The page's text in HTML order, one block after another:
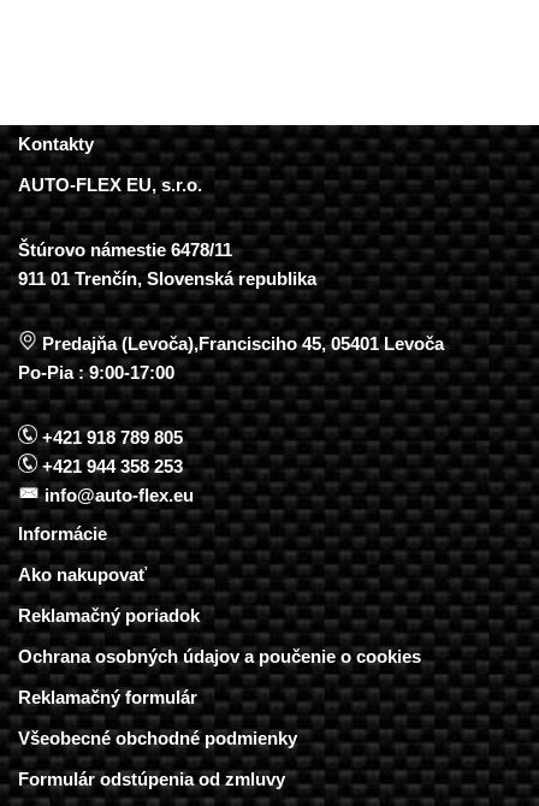
Kontakty
AUTO-FLEX EU, s.r.o.
Štúrovo námestie 6478/11
911 01 Trenčín, Slovenská republika
Predajňa (Levoča),Francisciho 45, 05401 Levoča
Po-Pia : 9:00-17:00
+421 918 789 805
+421 944 358 253
info@auto-flex.eu
Informácie
Ako nakupovať
Reklamačný poriadok
Ochrana osobných údajov a poučenie o cookies
Reklamačný formulár
Všeobecné obchodné podmienky
Formulár odstúpenia od zmluvy